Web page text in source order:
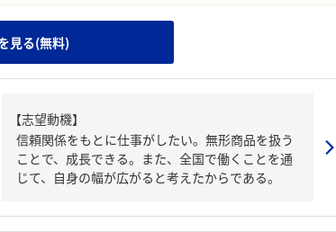
見る(無料)
【志望動機】
信頼関係をもとに仕事がしたい。無形商品を扱う
ことで、成長できる。また、全国で働くことを通
じて、自身の幅が広がると考えたからである。